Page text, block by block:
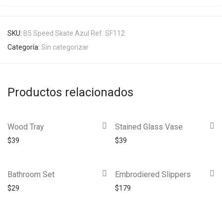
SKU: B5 Speed Skate Azul Ref. SF112
Categoría: Sin categorizar
Productos relacionados
Wood Tray
$39
Stained Glass Vase
$39
Bathroom Set
$29
Embrodiered Slippers
$179